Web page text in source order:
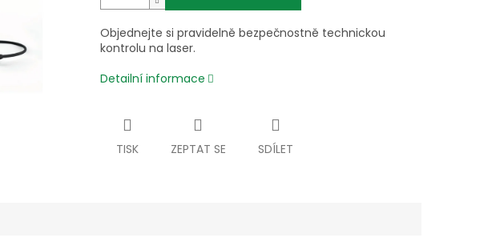
Objednejte si pravidelně bezpečnostně technickou
kontrolu na laser.
Detailní informace
TISK ZEPTAT SE SDÍLET